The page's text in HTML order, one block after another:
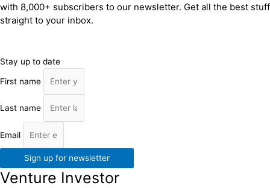
with 8,000+ subscribers to our newsletter. Get all the best stuff
straight to your inbox.
Stay up to date
First name
Last name
Email
Sign up for newsletter
Venture Investor